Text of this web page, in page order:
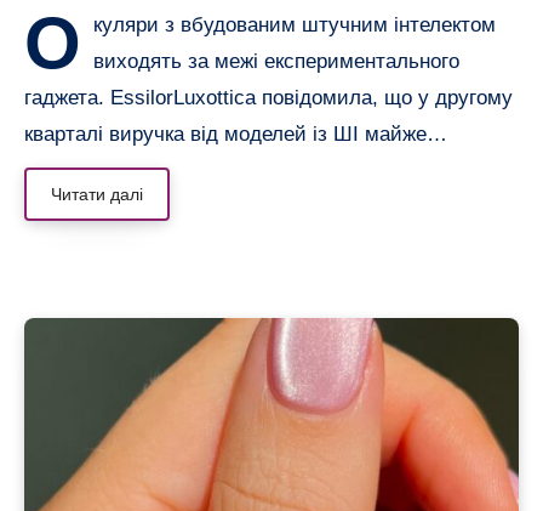
О
куляри з вбудованим штучним інтелектом
виходять за межі експериментального
гаджета. EssilorLuxottica повідомила, що у другому
кварталі виручка від моделей із ШІ майже…
Читати далі